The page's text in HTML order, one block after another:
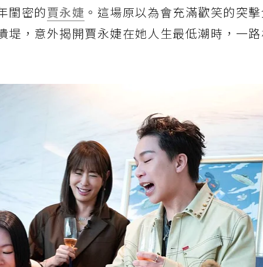
閨密的賈永婕 。這場原以為會充滿歡笑的突
堤，意外揭開賈永婕在她人生最低潮時，一